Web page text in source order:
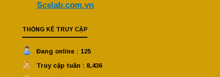
Scslab.com.vn
THỐNG KÊ TRUY CẬP
Đang online : 125
Truy cập tuần : 8,436